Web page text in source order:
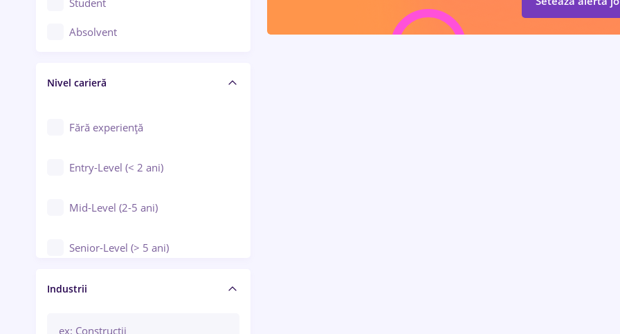
Controlul calității
Educație / Training / Arte
Student
Absolvent
Nivel carieră
Fără experiență
Entry-Level (< 2 ani)
Mid-Level (2-5 ani)
Senior-Level (> 5 ani)
Manager / Executiv
Industrii